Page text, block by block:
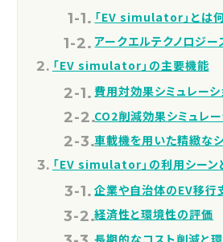
「EV simulator」とは
アークエルテクノロジ
「EV simulator」の主要機能
費用対効果シミュレー
CO2削減効果シミュレ
車載機を用いた精緻な
「EV simulator」の利用シーン
企業や自治体のEV移行
経済性と環境性の評価
長期的なコスト削減と